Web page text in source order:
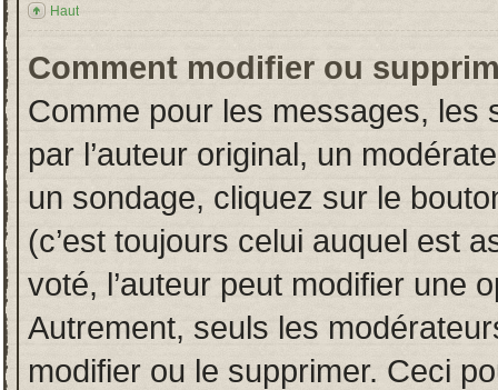
Haut
Comment modifier ou
Comme pour les messages, les
par l’auteur original, un
un sondage, cliquez sur le
(c’est toujours celui auquel est
voté, l’auteur peut modifier une
Autrement, seuls les
modifier ou le supprimer. Ceci